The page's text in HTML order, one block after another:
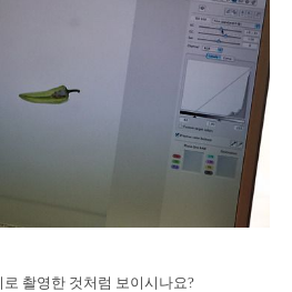
촬영한 것처럼 보이시나요?